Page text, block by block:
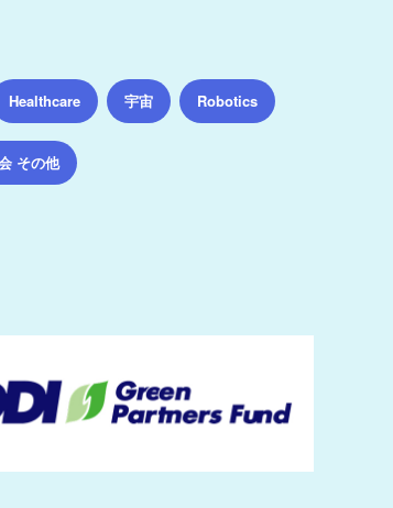
Healthcare 宇宙 Robotics
その他